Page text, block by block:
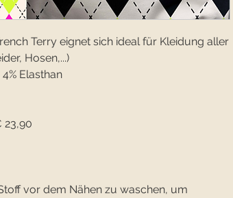
Terry eignet sich ideal für Kleidung aller
Hosen,...)
Elasthan
23,90
vor dem Nähen zu waschen, um